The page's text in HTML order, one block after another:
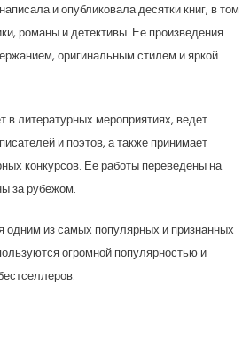
и опубликовала десятки книг, в том
романы и детективы. Ее произведения
оригинальным стилем и яркой
в литературных мероприятиях, ведет
и поэтов, а также принимает
конкурсов. Ее работы переведены на
за рубежом.
одним из самых популярных и признанных
огромной популярностью и